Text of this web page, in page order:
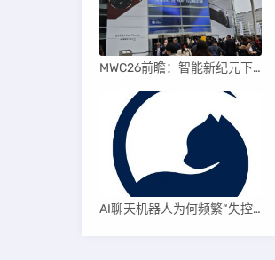
MWC26前瞻：智能新纪元下的科技盛宴
AI聊天机器人为何频繁“失控”，背后原因及解决方案解析